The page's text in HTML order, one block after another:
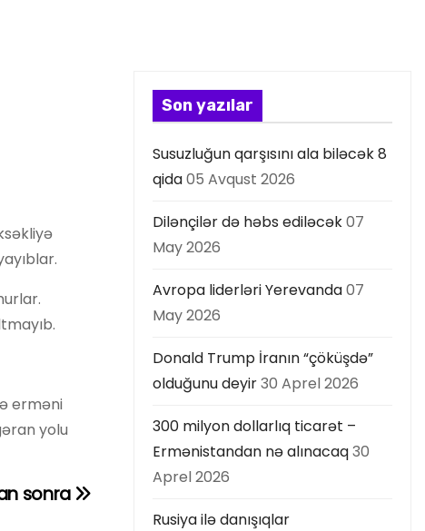
erməni
yolu
sonra
Son yazılar
Susuzluğun qarşısını ala biləcək 8
qida05 Avqust 2026
Dilənçilər də həbs ediləcək07
May 2026
Avropa liderləri Yerevanda07
May 2026
Donald Trump İranın “çöküşdə”
olduğunu deyir30 Aprel 2026
300 milyon dollarlıq ticarət –
Ermənistandan nə alınacaq30
Aprel 2026
Rusiya ilə danışıqlar